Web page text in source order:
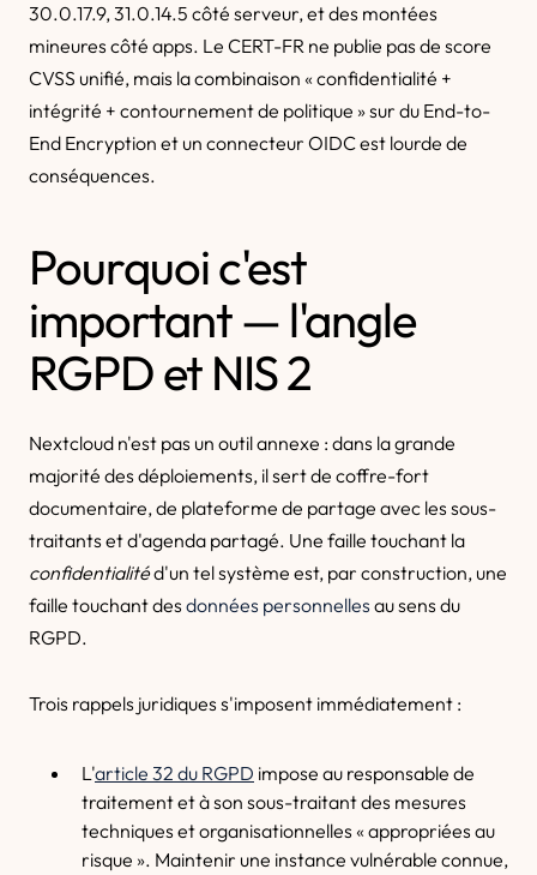
30.0.17.9, 31.0.14.5 côté serveur, et des montées
mineures côté apps. Le CERT-FR ne publie pas de score
CVSS unifié, mais la combinaison « confidentialité +
intégrité + contournement de politique » sur du End-to-
End Encryption et un connecteur OIDC est lourde de
conséquences.
Pourquoi c'est
important — l'angle
RGPD et NIS 2
Nextcloud n'est pas un outil annexe : dans la grande
majorité des déploiements, il sert de coffre-fort
documentaire, de plateforme de partage avec les sous-
traitants et d'agenda partagé. Une faille touchant la
confidentialitéd'un tel système est, par construction, une
faille touchant des données personnelles au sens du
RGPD.
Trois rappels juridiques s'imposent immédiatement :
L'article 32 du RGPD impose au responsable de
traitement et à son sous-traitant des mesures
techniques et organisationnelles « appropriées au
risque ». Maintenir une instance vulnérable connue,